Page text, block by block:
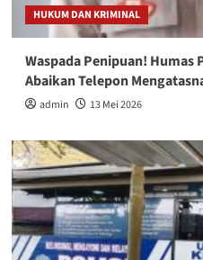
HUKUM DAN KRIMINAL
Waspada Penipuan! Humas
Abaikan Telepon
admin 13 Mei 2026